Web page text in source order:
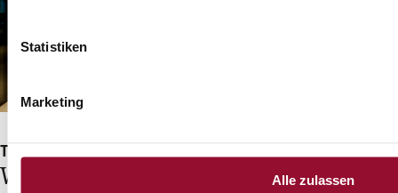
Statistiken
Marketing
Alle zulassen
Trennwandsystem 2300
Wien Tourismus St.